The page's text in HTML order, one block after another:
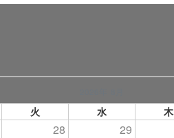
火 水 木
28 29